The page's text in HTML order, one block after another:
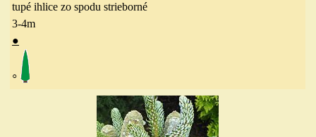
tupé ihlice zo spodu strieborné
3-4m
●
◦